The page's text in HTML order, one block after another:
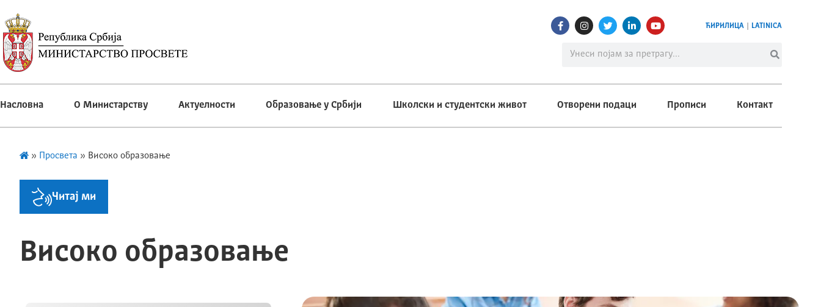
ЋИРИЛИЦА LATINICA
Насловна О Министарству Актуелности Образовање у Србији Школски и студентски живот Отворени подаци Прописи Контакт
» Просвета » Високо образовање
Читај ми
Високо образовање